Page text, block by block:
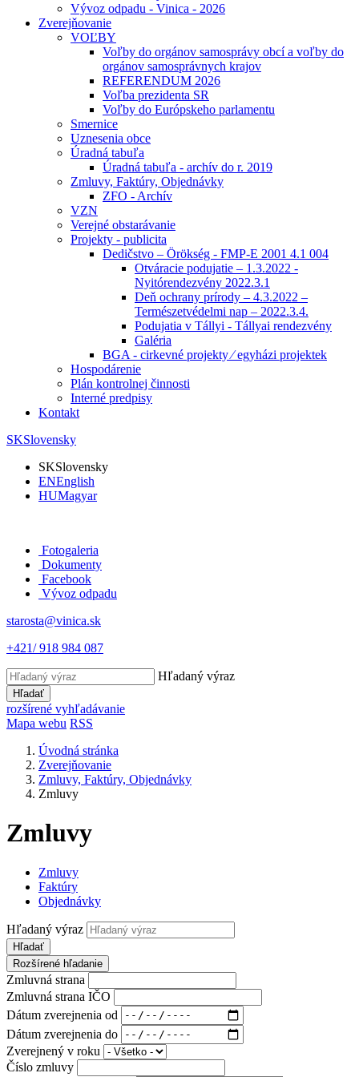
Vývoz odpadu - Vinica - 2026
Zverejňovanie
VOĽBY
Voľby do orgánov samosprávy obcí a voľby do
orgánov samosprávnych krajov
REFERENDUM 2026
Voľba prezidenta SR
Voľby do Európskeho parlamentu
Smernice
Uznesenia obce
Úradná tabuľa
Úradná tabuľa - archív do r. 2019
Zmluvy, Faktúry, Objednávky
ZFO - Archív
VZN
Verejné obstarávanie
Projekty - publicita
Dedičstvo – Örökség - FMP-E 2001 4.1 004
Otváracie podujatie – 1.3.2022 -
Nyitórendezvény 2022.3.1
Deň ochrany prírody – 4.3.2022 –
Természetvédelmi nap – 2022.3.4.
Podujatia v Tállyi - Tállyai rendezvény
Galéria
BGA - cirkevné projekty ⁄ egyházi projektek
Hospodárenie
Plán kontrolnej činnosti
Interné predpisy
Kontakt
SKSlovensky
SKSlovensky
ENEnglish
HUMagyar
Fotogaleria
Dokumenty
Facebook
Vývoz odpadu
starosta@vinica.sk
+421/ 918 984 087
Hľadaný výraz
Hľadať
rozšírené vyhľadávanie
Mapa webu RSS
Úvodná stránka
Zverejňovanie
Zmluvy, Faktúry, Objednávky
Zmluvy
Zmluvy
Zmluvy
Faktúry
Objednávky
Hľadaný výraz
Hľadať
Rozšírené hľadanie
Zmluvná strana
Zmluvná strana IČO
Dátum zverejnenia od
Dátum zverejnenia do
Zverejnený v roku
Číslo zmluvy